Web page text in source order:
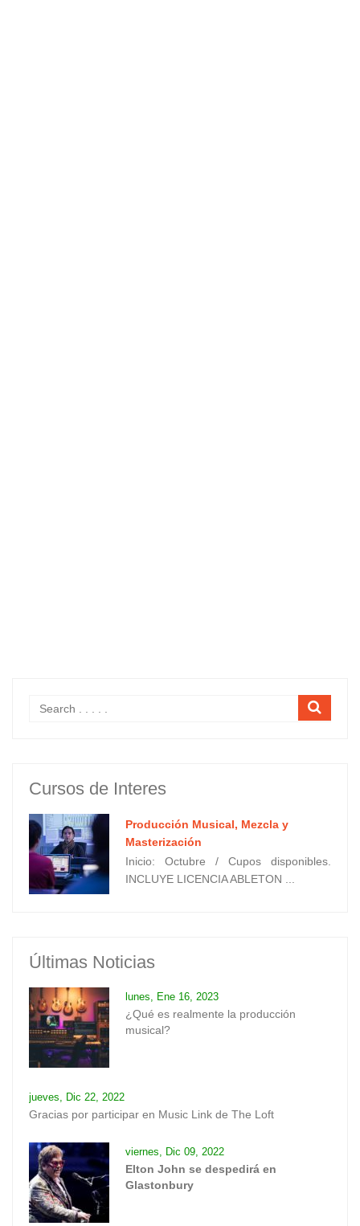
Cursos de Interes
Producción Musical, Mezcla y
Masterización
Inicio: Octubre / Cupos disponibles.
INCLUYE LICENCIA ABLETON ...
Últimas Noticias
lunes, Ene 16, 2023
¿Qué es realmente la producción
musical?
jueves, Dic 22, 2022
Gracias por participar en Music Link de The Loft
viernes, Dic 09, 2022
Elton John se despedirá en
Glastonbury